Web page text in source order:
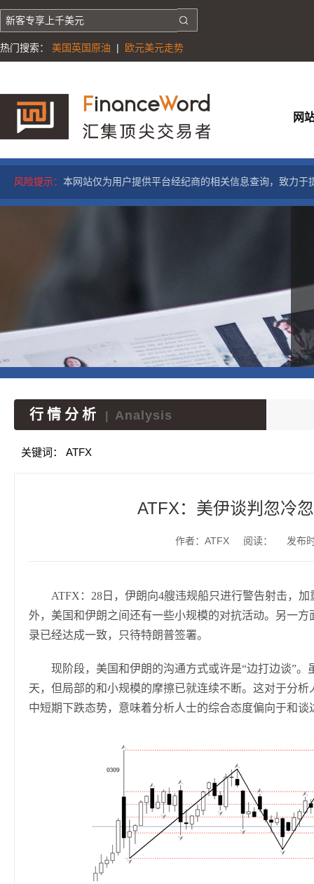
热门搜索： 美国英国原油 | 欧元美元走势
网
风险提示： 本网站仅为用户提供平台经纪商的相关信息查询，致力
行情分析 Analysis
关键词： ATFX
ATFX：美伊谈判忽冷
作者：ATFX 阅读： 发布
ATFX：28日，伊朗向4艘违规船只进行警告射击，
外，美国和伊朗之间还有一些小规模的对抗活动。另一
录已经达成一致，只待特朗普签署。
现阶段，美国和伊朗的沟通方式或许是“边打边谈”
天，但局部的和小规模的摩擦已就连续不断。这对于分
中短期下跌态势，意味着分析人士的综合态度偏向于和